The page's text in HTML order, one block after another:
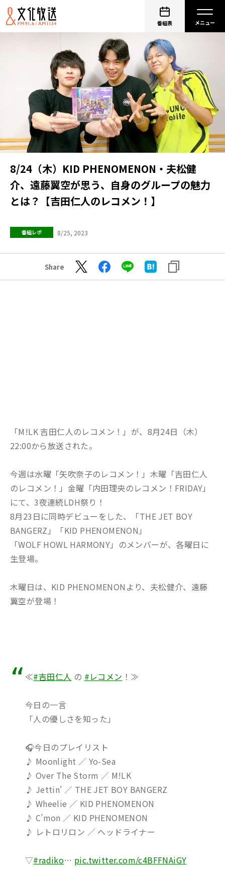
番組表
8/24（木）KID PHENOMENON・夫松健
介、遠藤翼空が思う、自身のグループの魅力
とは？【吉田仁人のレコメン！】
番組レポ 8/25, 2023
Share
「M!LK 吉田仁人のレコメン！」が、8月24日（木）
22:00から放送された。
今週は水曜「矢吹奈子のレコメン！」木曜「吉田仁人
のレコメン！」金曜「内田理央のレコメン！FRIDAY」
にて、3夜連続LDH祭り！
8月23日に同時デビューをした、「THE JET BOY
BANGERZ」「KID PHENOMENON」
「WOLF HOWL HARMONY」のメンバーが、各曜日に
生登場。
木曜日は、KID PHENOMENONより、夫松健介、遠藤
翼空が登場！
≪#吉田仁人 の #レコメン ！≫
今日の一言
「人の優しさを知った」
🎧今日のプレイリスト
♪ Moonlight ／ Yo-Sea
♪ Over The Storm ／ M!LK
♪ Jettin' ／ THE JET BOY BANGERZ
♪ Wheelie ／ KID PHENOMENON
♪ C’mon ／ KID PHENOMENON
♪ レトロリロン ／ ヘッドライナー
▽#radiko… pic.twitter.com/c4BFFNAiGY